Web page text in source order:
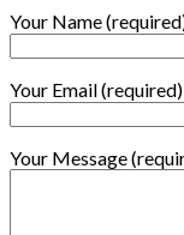
Your Name
Your Email (required)
Your Message